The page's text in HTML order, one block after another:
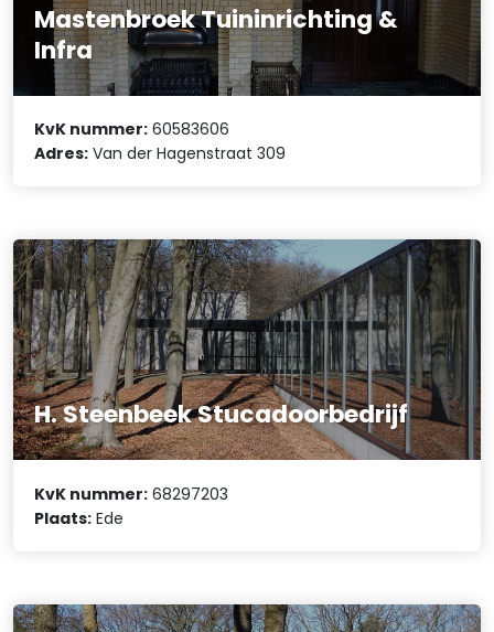
Mastenbroek Tuininrichting &
Infra
KvK nummer: 60583606
Adres: Van der Hagenstraat 309
H. Steenbeek Stucadoorbedrijf
KvK nummer: 68297203
Plaats: Ede